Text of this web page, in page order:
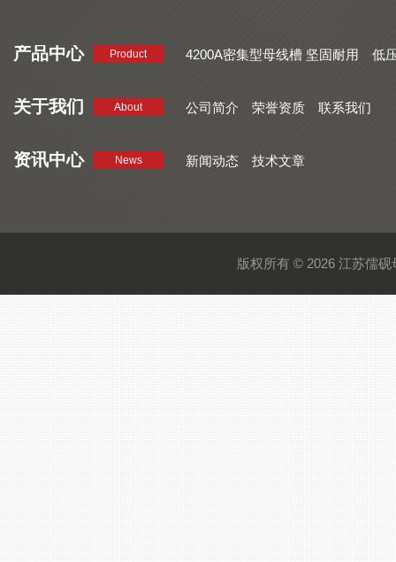
产品中心 Product 4200A密集型母线槽 坚固耐用
低
关于我们 About 公司简介 荣誉资质 联系我们
资讯中心 News 新闻动态 技术文章
版权所有 © 2026 江苏儒